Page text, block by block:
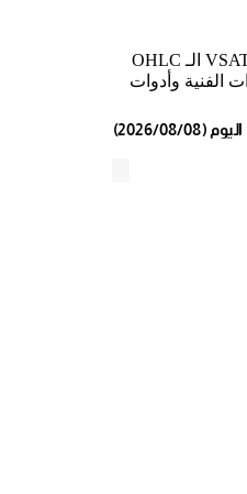
مخطط أسعار سهم VSAT الـ OHLC
الفنية وأدوات